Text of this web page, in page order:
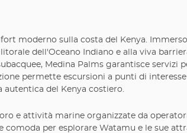
moderno sulla costa del Kenya.
dell'Oceano Indiano e alla viva
Medina Palms garantisce servizi
permette escursioni a punti di
del Kenya costiero.
e attività marine organizzate da
per esplorare Watamu e le sue